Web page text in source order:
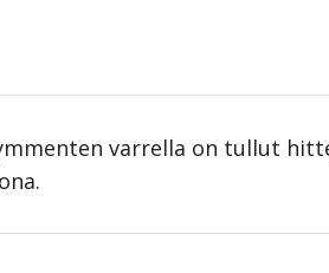
varrella on tullut